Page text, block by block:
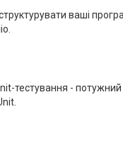
ваші
тестування - потужний